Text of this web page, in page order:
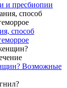
и пресбиопии
способ
Возможные